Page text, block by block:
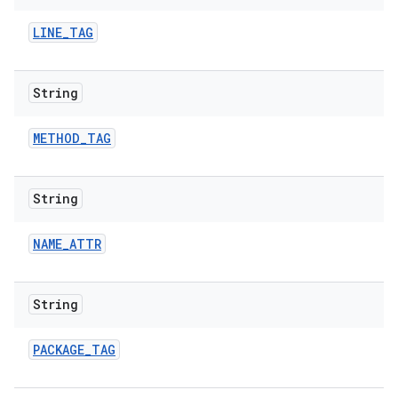
LINE_TAG
String
METHOD_TAG
String
NAME_ATTR
String
PACKAGE_TAG